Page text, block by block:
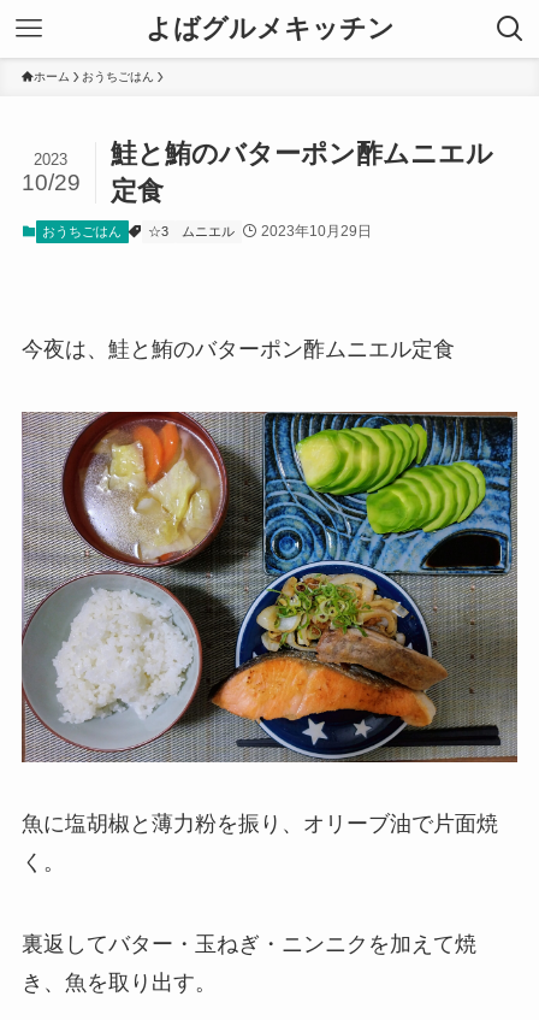
よばグルメキッチン
ホーム おうちごはん
鮭と鮪のバターポン酢ムニエル
定食
2023
10/29
おうちごはん ☆3 ムニエル 2023年10月29日
今夜は、鮭と鮪のバターポン酢ムニエル定食
魚に塩胡椒と薄力粉を振り、オリーブ油で片面焼
く。
裏返してバター・玉ねぎ・ニンニクを加えて焼
き、魚を取り出す。